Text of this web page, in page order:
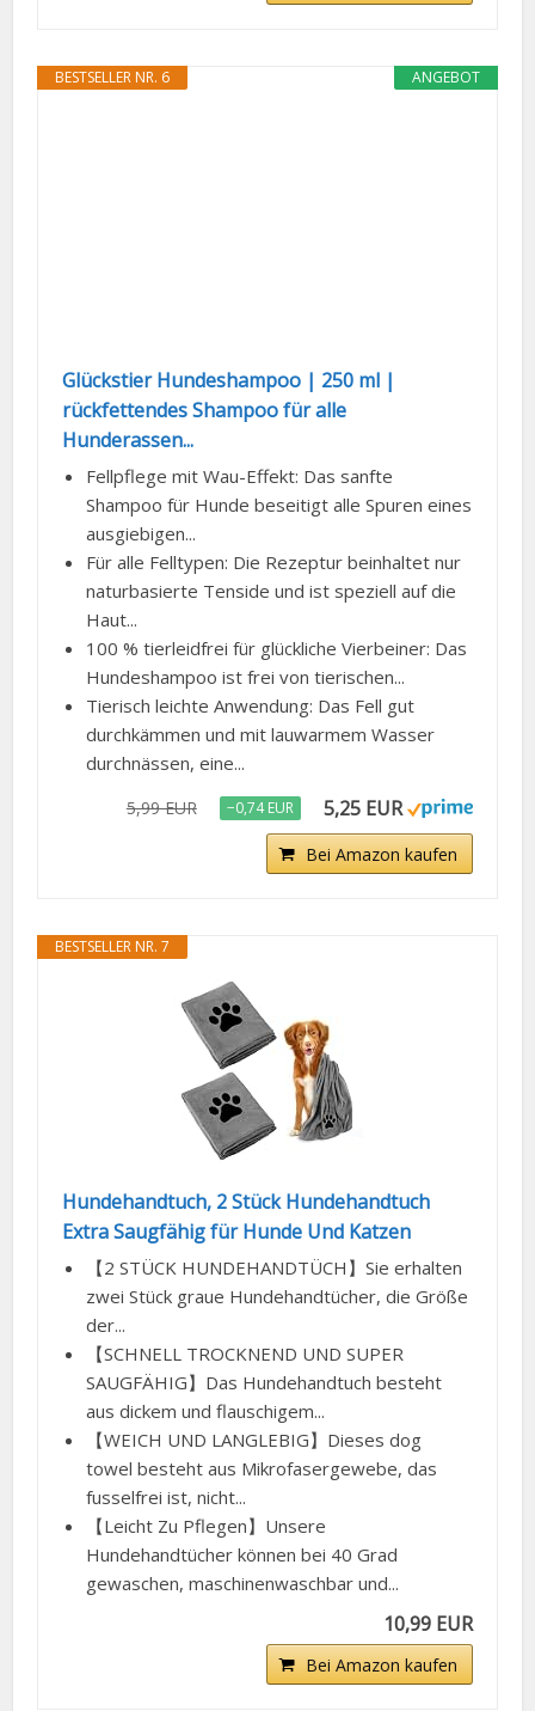
ANGEBOT
BESTSELLER NR. 6
Hunderassen...
Fellpflege mit Wau-Effekt: Das sanfte
ausgiebigen...
Für alle Felltypen: Die Rezeptur beinhaltet nur
naturbasierte Tenside und ist speziell auf die
Haut...
100 % tierleidfrei für glückliche Vierbeiner: Das
Hundeshampoo ist frei von tierischen...
Tierisch leichte Anwendung: Das Fell gut
durchkämmen und mit lauwarmem Wasser
durchnässen, eine...
5,99 EUR −0,74 EUR
Bei Amazon kaufen
Hundehandtuch, 2 Stück Hundehandtuch
【2 STÜCK HUNDEHANDTÜCH】Sie erhalten
zwei Stück graue Hundehandtücher, die Größe
der...
【SCHNELL TROCKNEND UND SUPER
SAUGFÄHIG】Das Hundehandtuch besteht
aus dickem und flauschigem...
【WEICH UND LANGLEBIG】Dieses dog
towel besteht aus Mikrofasergewebe, das
fusselfrei ist, nicht...
【Leicht Zu Pflegen】Unsere
Hundehandtücher können bei 40 Grad
gewaschen, maschinenwaschbar und...
10,99 EUR
Bei Amazon kaufen